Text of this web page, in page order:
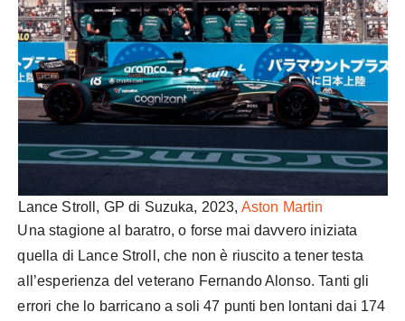
Lance Stroll, GP di Suzuka, 2023, Aston Martin
Una stagione al baratro, o forse mai davvero iniziata
quella di Lance Stroll, che non è riuscito a tener testa
all’esperienza del veterano Fernando Alonso. Tanti gli
errori che lo barricano a soli 47 punti ben lontani dai 174